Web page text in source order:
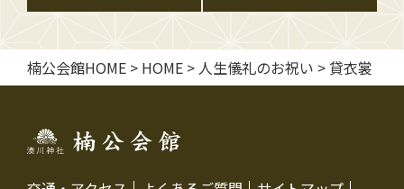
楠公会館HOME > HOME > 人生儀礼のお祝い >貸衣裳